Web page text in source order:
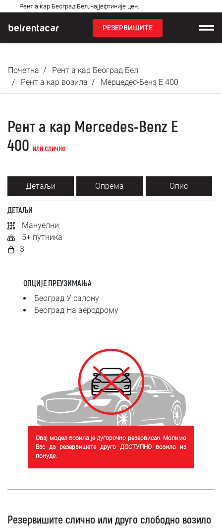
Рент а кар Београд Бел, најјефтиније цене: Бел!✓
питања
РЕЗЕРВИШИТЕ
Цене
О нама
Најчешћа питања
Блог
Контакт
SRPSKI
СРПСКИ
ENGLISH
Почетна
Рент а кар Београд Бел
Рент а кар возила
Мерцедес-Бенз Е 400
Рент а кар Mercedes-Benz E
400 или слично
Детаљи Опрема Опис
ДЕТАЉИ
Мануелни
5+ путника
3
ОПЦИЈЕ ПРЕУЗИМАЊА
Београд У салону
Београд На аеродрому
Овај модел возила је дугорочно резервисан. Молимо
Вас да резервишете друго ДОСТУПНО возило из
понуде.
Резервишите слично или друго слободно возило